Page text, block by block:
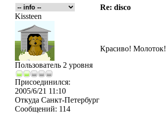
Re: disco
Kissteen
Пользователь 2 уровня
Присоединился:
2005/6/21 11:10
Откуда Санкт-Петербург
Сообщений: 114
Красиво! Молоток!